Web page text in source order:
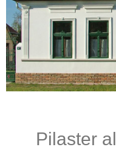
Pilaster